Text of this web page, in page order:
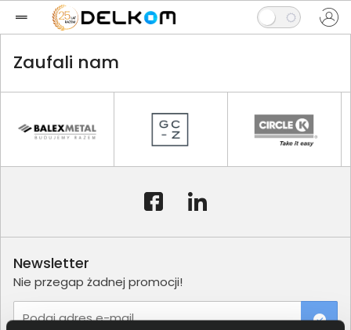
Zaufali nam
Newsletter
Nie przegap żadnej promocji!
Podaj adres e-mail